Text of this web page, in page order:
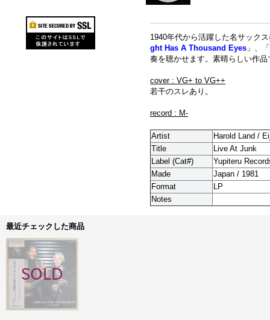
1940年代から活躍した名サック
ght Has A Thousand Eyes 」、
奏を聴かせます。素晴らしい作
cover : VG+ to VG++
若干のスレあり。
record : M-
Artist
Harold Land /
Title
Live At Junk
Label (Cat#)
Yupiteru
Made
Japan / 1981
Format
LP
Notes
最近チェックした商品